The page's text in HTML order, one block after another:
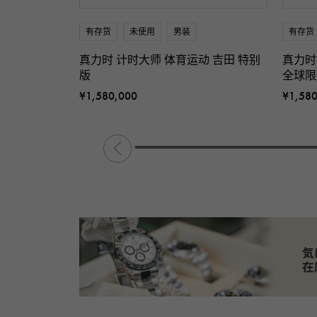
有存货 未使用 男装
真力时 计时大师 体育运动 吉田 特别
版
¥1,580,000
有存货
真力
全球